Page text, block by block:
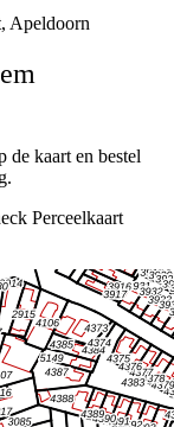
Apeldoorn
de kaart en bestel
Perceelkaart